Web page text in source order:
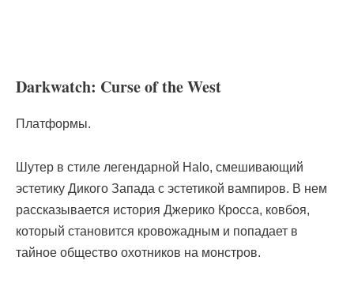
Darkwatch: Curse of the West
Платформы.
Шутер в стиле легендарной Halo, смешивающий
эстетику Дикого Запада с эстетикой вампиров. В нем
рассказывается история Джерико Кросса, ковбоя,
который становится кровожадным и попадает в
тайное общество охотников на монстров.